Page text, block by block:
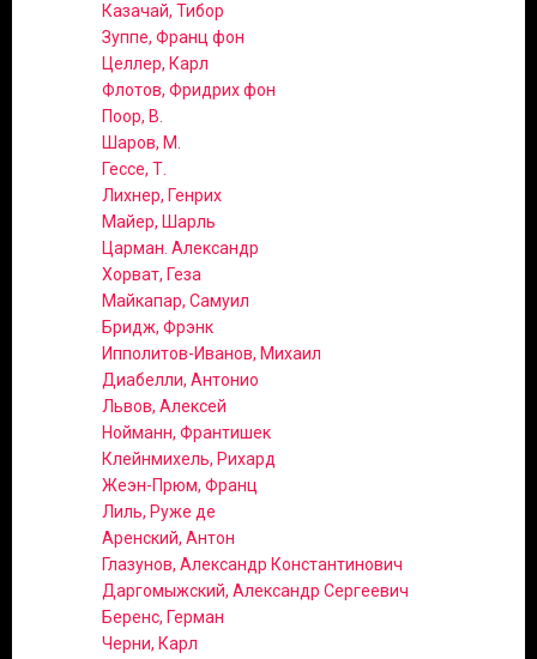
Казачай, Тибор
Зуппе, Франц фон
Целлер, Карл
Флотов, Фридрих фон
Поор, В.
Шаров, М.
Гессе, Т.
Лихнер, Генрих
Майер, Шарль
Царман. Александр
Хорват, Геза
Майкапар, Самуил
Бридж, Фрэнк
Ипполитов-Иванов, Михаил
Диабелли, Антонио
Львов, Алексей
Нойманн, Франтишек
Клейнмихель, Рихард
Жеэн-Прюм, Франц
Лиль, Руже де
Аренский, Антон
Глазунов, Александр Константинович
Даргомыжский, Александр Сергеевич
Беренс, Герман
Черни, Карл